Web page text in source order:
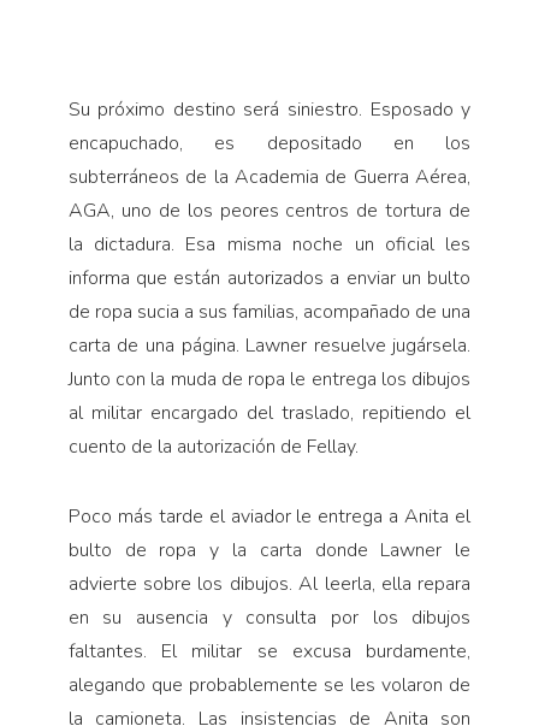
Su próximo destino será siniestro. Esposado y
encapuchado, es depositado en los
subterráneos de la Academia de Guerra Aérea,
AGA, uno de los peores centros de tortura de
la dictadura. Esa misma noche un oficial les
informa que están autorizados a enviar un bulto
de ropa sucia a sus familias, acompañado de una
carta de una página. Lawner resuelve jugársela.
Junto con la muda de ropa le entrega los dibujos
al militar encargado del traslado, repitiendo el
cuento de la autorización de Fellay.
Poco más tarde el aviador le entrega a Anita el
bulto de ropa y la carta donde Lawner le
advierte sobre los dibujos. Al leerla, ella repara
en su ausencia y consulta por los dibujos
faltantes. El militar se excusa burdamente,
alegando que probablemente se les volaron de
la camioneta. Las insistencias de Anita son